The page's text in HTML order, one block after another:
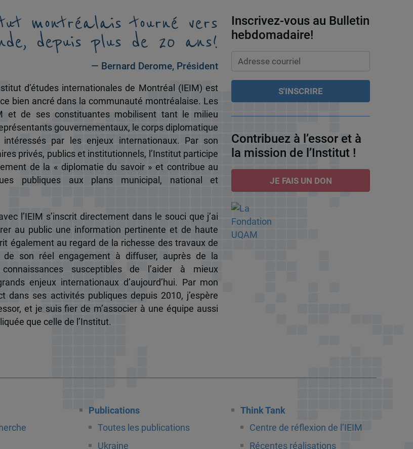
montréalais tourné vers
depuis plus de 20 ans!
— Bernard Derome, Président
d’études internationales de Montréal (IEIM) est
bien ancré dans la communauté montréalaise. Les
et de ses constituantes mobilisent tant le milieu
gouvernementaux, le corps diplomatique
par les enjeux internationaux. Par son
privés, publics et institutionnels, l’Institut participe
de la « diplomatie du savoir » et contribue au
publiques aux plans municipal, national et
l’IEIM s’inscrit directement dans le souci que j’ai
au public une information pertinente et de haute
également au regard de la richesse des travaux de
son réel engagement à diffuser, auprès de la
susceptibles de l’aider à mieux
enjeux internationaux d’aujourd’hui. Par mon
dans ses activités publiques depuis 2010, j’espère
et je suis fier de m’associer à une équipe aussi
que celle de l’Institut.
Inscrivez-vous au Bulletin
hebdomadaire!
Contribuez à l’essor et à
la mission de l’Institut !
JE FAIS UN DON
Publications
Toutes les publications
Ukraine
Think Tank
Centre de réflexion de l’IEIM
Récentes réalisations